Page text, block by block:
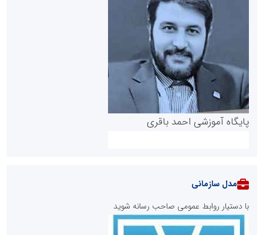
پایگاه آموزشی احمد باقری
مدل سازمانی
با دستیار روابط عمومی صاحب رسانه شوید